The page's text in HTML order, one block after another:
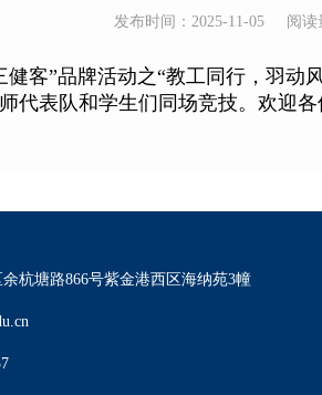
发布时间：2025-11-05 阅读
客”品牌活动之“教工同行，羽动
代表队和学生们同场竞技。 欢迎各
杭塘路866号紫金港西区海纳苑3幢